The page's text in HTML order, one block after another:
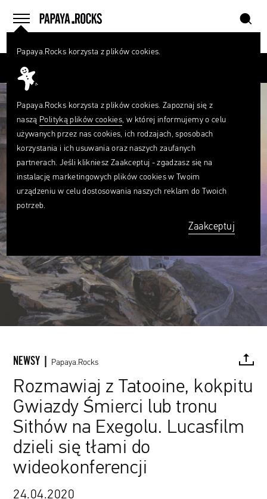
menu
home szukaj
NEWSY | Papaya.Rocks
Rozmawiaj z Tatooine, kokpitu
Gwiazdy Śmierci lub tronu
Sithów na Exegolu. Lucasfilm
dzieli się tłami do
wideokonferencji
24.04.2020
FACEBOOK TWITTER PINTEREST MAIL
Papaya.Rocks korzysta z plików cookies.
Papaya.Rocks korzysta z plików cookies. Zapoznaj się z
naszą Polityką plików cookies, w której informujemy o celu
używanych przez nas cookies, ich rodzajach, sposobach
korzystania i ich usuwania oraz naszych zaufanych
partnerach. Jeśli klikniesz Zaakceptuj - zgadzasz się na
instalację marketingowych plików cookies w Twoim
urządzeniu w celu dostosowania naszych reklam do Twoich
potrzeb.
Zaakceptuj
Czego
szukasz?